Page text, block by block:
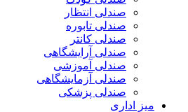
صندلی انتظار
صندلی تابوره
صندلی کانتر
صندلی آرایشگاهی
صندلی آموزشی
صندلی آزمایشگاهی
صندلی پزشکی
میز اداری